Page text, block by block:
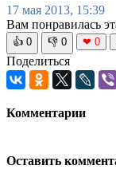
17 мая 2013, 15:39
Вам понравилась
👍 0 👎 0 ❤ 0
Поделиться
Комментарии
Оставить